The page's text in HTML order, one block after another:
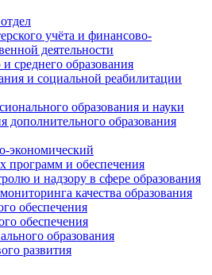
учёта и финансово-
деятельности
среднего образования
и социальной реабилитации
образования и науки
дополнительного образования
экономический
программ и обеспечения
и надзору в сфере образования
качества образования
обеспечения
обеспечения
образования
развития